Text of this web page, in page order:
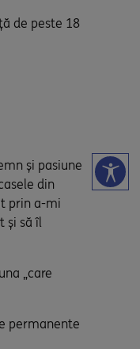
de peste 18
și pasiune
din
prin a-mi
şi să îl
„care
permanente